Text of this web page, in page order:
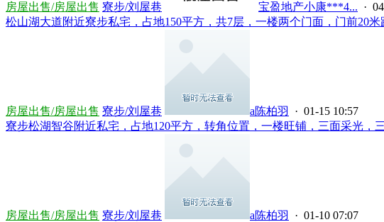
房屋出售/房屋出售 寮步/刘屋巷 宝盈地产小康***4... ·
松山湖大道附近寮步私宅，占地150平方，共7层，一楼两个门面，门前20米
房屋出售/房屋出售 寮步/刘屋巷 a陈柏羽
· 01-15 10:57
寮步松湖智谷附近私宅，占地120平方，转角位置，一楼旺铺，三面采光，
房屋出售/房屋出售 寮步/刘屋巷 a陈柏羽
· 01-10 07:07